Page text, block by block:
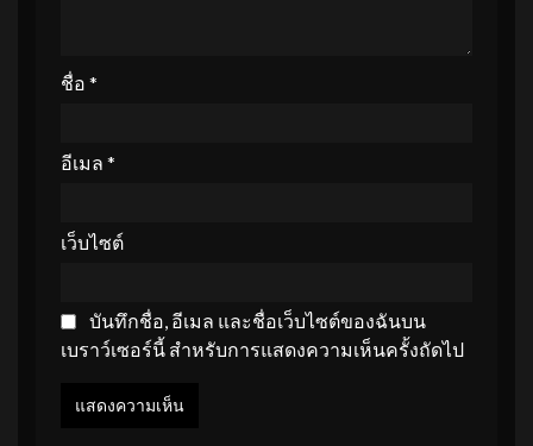
ชื่อ *
อีเมล *
เว็บไซต์
บันทึกชื่อ, อีเมล และชื่อเว็บไซต์ของฉันบน
เบราว์เซอร์นี้ สำหรับการแสดงความเห็นครั้งถัดไป